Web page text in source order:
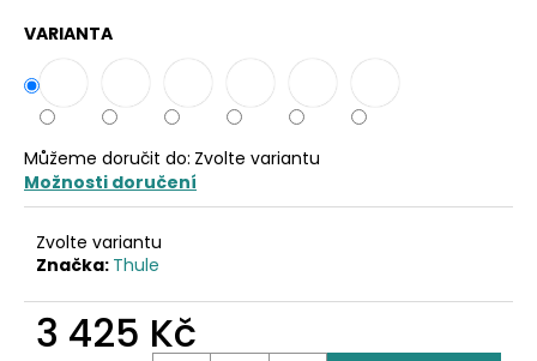
VARIANTA
Můžeme doručit do: Zvolte variantu
Možnosti doručení
Zvolte variantu
Značka: Thule
3 425 Kč
p
r
u
j
e
m
e